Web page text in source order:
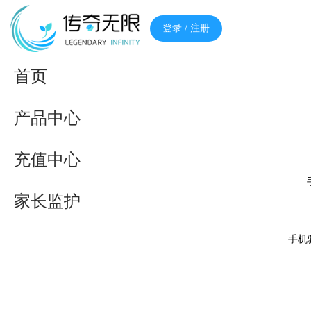
首页
产品中心
充值中心
家长监护
登录 / 注册